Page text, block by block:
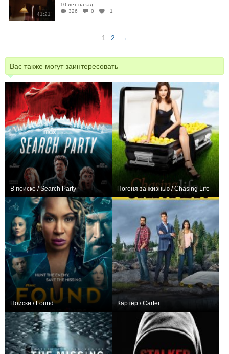
41:21
10 лет назад
326
0 −1
1 2 →
Вас также могут заинтересовать
В поиске / Search Party Погоня за жизнью / Chasing Life
Поиски / Found Картер / Carter